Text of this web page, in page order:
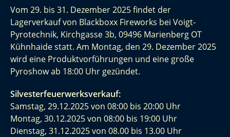
Vom 29. bis 31. Dezember 2025 findet der
Lagerverkauf von Blackboxx Fireworks bei Voigt-
Pyrotechnik, Kirchgasse 3b, 09496 Marienberg OT
Kühnhaide statt. Am Montag, den 29. Dezember 2025
wird eine Produktvorführungen und eine große
Pyroshow ab 18:00 Uhr gezündet.
Silvesterfeuerwerksverkauf:
Samstag, 29.12.2025 von 08:00 bis 20:00 Uhr
Montag, 30.12.2025 von 08:00 bis 19:00 Uhr
Dienstag, 31.12.2025 von 08.00 bis 13.00 Uhr